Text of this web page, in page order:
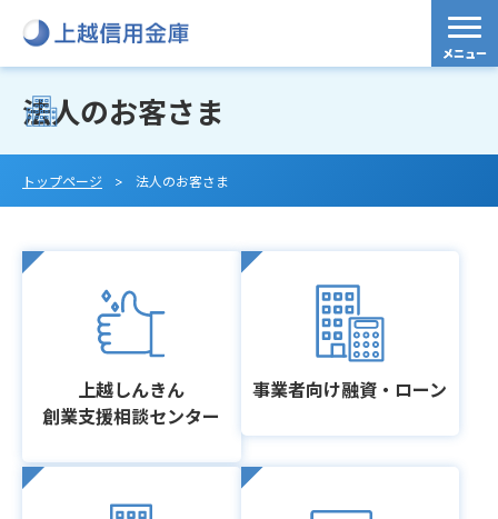
法人のお客さま
トップページ 法人のお客さま
上越しんきん
創業支援相談センター
事業者向け融資・ローン